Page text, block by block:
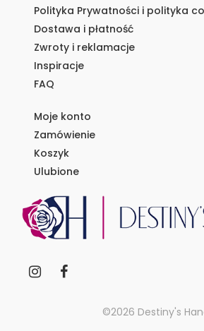
Polityka Prywatności i polityka
Dostawa i płatność
Zwroty i reklamacje
Inspiracje
FAQ
Moje konto
Zamówienie
Koszyk
Ulubione
©2026 Destiny's